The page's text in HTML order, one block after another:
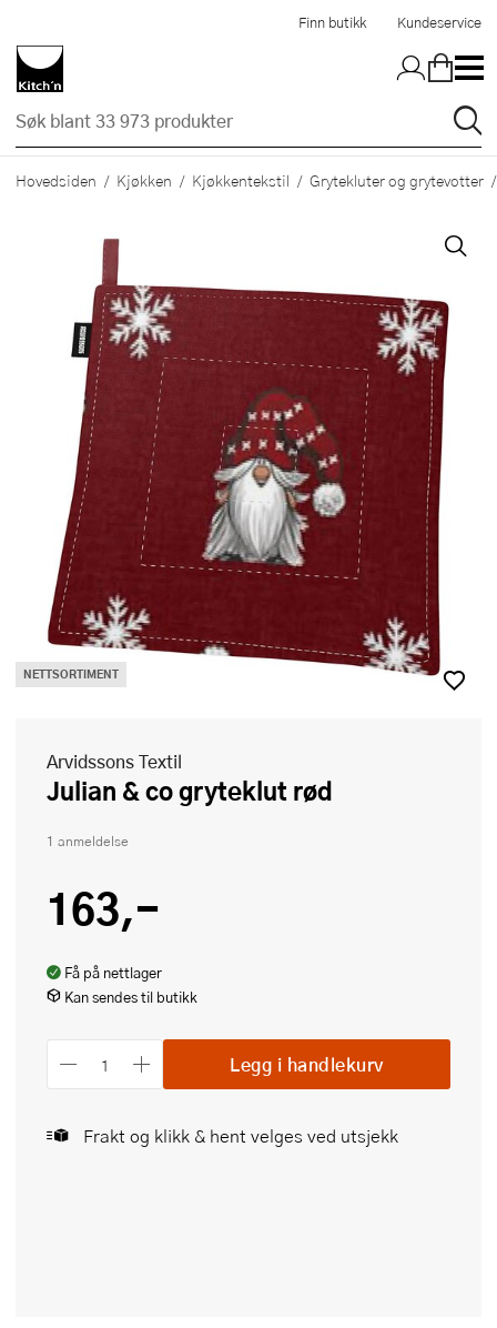
Finn butikk Kundeservice
Hovedsiden Kjøkken Kjøkkentekstil Grytekluter og grytevotter
NETTSORTIMENT
Arvidssons Textil
Julian & co gryteklut rød
1 anmeldelse
163,-
Få på nettlager
Kan sendes til butikk
Legg i handlekurv
Frakt og klikk & hent velges ved utsjekk